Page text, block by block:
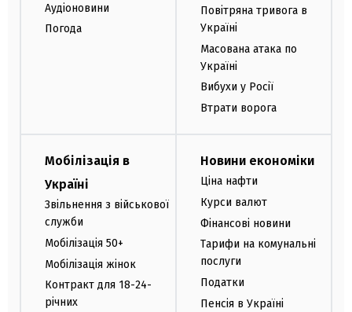
Аудіоновини
Погода
Повітряна тривога в
Україні
Масована атака по
Україні
Вибухи у Росії
Втрати ворога
Мобілізація в
Україні
Звільнення з військової
служби
Мобілізація 50+
Мобілізація жінок
Контракт для 18-24-
річних
Новини економіки
Ціна нафти
Курси валют
Фінансові новини
Тарифи на комунальні
послуги
Податки
Пенсія в Україні